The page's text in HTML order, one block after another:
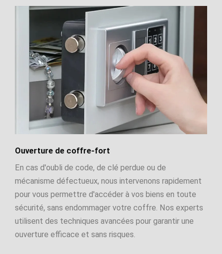
Ouverture de coffre-fort
En cas d'oubli de code, de clé perdue ou de
mécanisme défectueux, nous intervenons rapidement
pour vous permettre d'accéder à vos biens en toute
sécurité, sans endommager votre coffre. Nos experts
utilisent des techniques avancées pour garantir une
ouverture efficace et sans risques.